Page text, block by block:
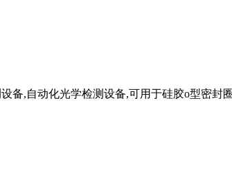
,自动化光学检测设备,可用于硅胶o型密封